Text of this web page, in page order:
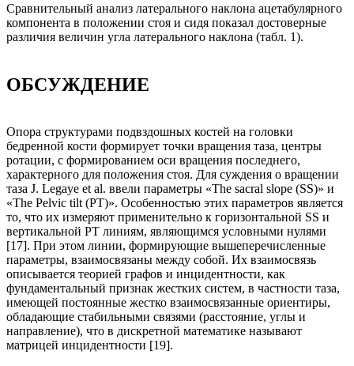
Сравнительный анализ латерального наклона ацетабулярного
компонента в положении стоя и сидя показал достоверные
различия величин угла латерального наклона (табл. 1).
ОБСУЖДЕНИЕ
Опора структурами подвздошных костей на головки
бедренной кости формирует точки вращения таза, центры
ротации, с формированием оси вращения последнего,
характерного для положения стоя. Для суждения о вращении
таза J. Legaye et al. ввели параметры «The sacral slope (SS)» и
«The Pelvic tilt (PT)». Особенностью этих параметров является
то, что их измеряют применительно к горизонтальной SS и
вертикальной PT линиям, являющимся условными нулями
[17]. При этом линии, формирующие вышеперечисленные
параметры, взаимосвязаны между собой. Их взаимосвязь
описывается теорией графов и инцидентности, как
фундаментальный признак жестких систем, в частности таза,
имеющей постоянные жестко взаимосвязанные ориентиры,
обладающие стабильными связями (расстояние, углы и
направление), что в дискретной математике называют
матрицей инцидентности [19].